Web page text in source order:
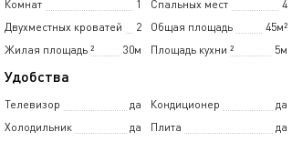
Комнат 1 Спальных мест
4
Двухместных кроватей
2 Общая площадь
45м²
Жилая площадь
30м
² Площадь кухни 5м
²
Удобства
Телевизор да Кондиционер
да
Холодильник
да Плита
да